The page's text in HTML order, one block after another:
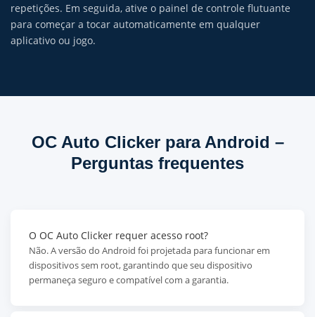
repetições. Em seguida, ative o painel de controle flutuante
para começar a tocar automaticamente em qualquer
aplicativo ou jogo.
OC Auto Clicker para Android –
Perguntas frequentes
O OC Auto Clicker requer acesso root?
Não. A versão do Android foi projetada para funcionar em
dispositivos sem root, garantindo que seu dispositivo
permaneça seguro e compatível com a garantia.